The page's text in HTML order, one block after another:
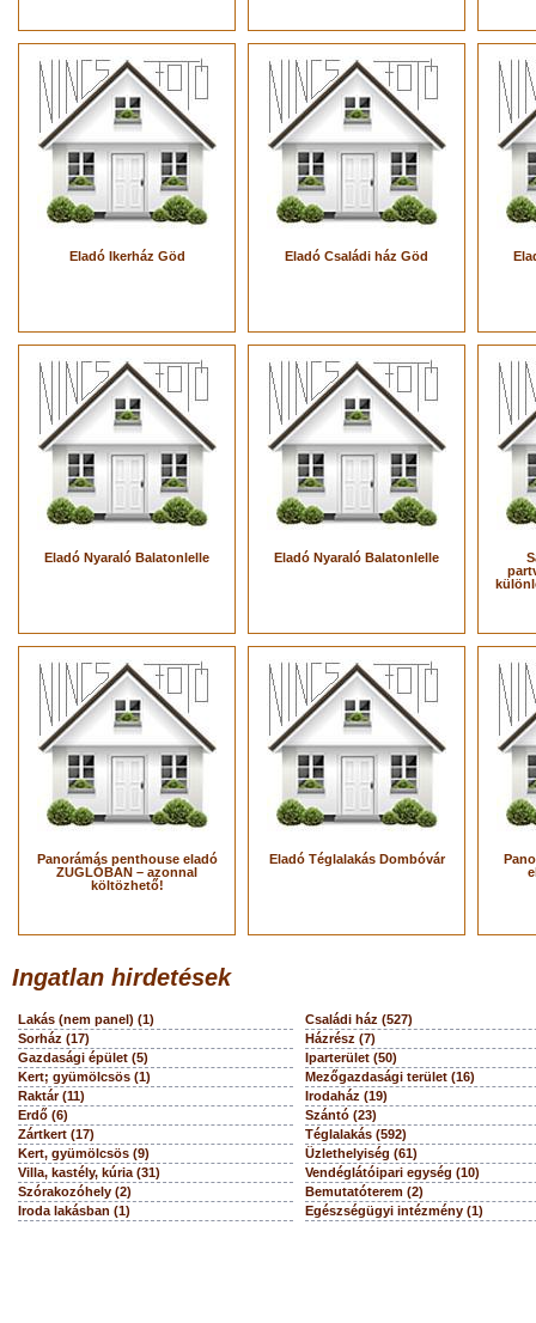
Eladó Ikerház Göd Eladó Családi ház Göd
Eladó Nyaraló Balatonlelle Eladó Nyaraló Balatonlelle
Panorámás penthouse eladó
ZUGLÓBAN – azonnal
költözhető!
Eladó Téglalakás Dombóvár
Ingatlan hirdetések
Lakás (nem panel) (1)
Családi ház (527)
Sorház (17)
Házrész (7)
Gazdasági épület (5)
Iparterület (50)
Kert; gyümölcsös (1)
Mezőgazdasági terület (16)
Raktár (11)
Irodaház (19)
Erdő (6)
Szántó (23)
Zártkert (17)
Téglalakás (592)
Kert, gyümölcsös (9)
Üzlethelyiség (61)
Villa, kastély, kúria (31)
Vendéglátóipari egység (10)
Szórakozóhely (2)
Bemutatóterem (2)
Iroda lakásban (1)
Egészségügyi intézmény (1)